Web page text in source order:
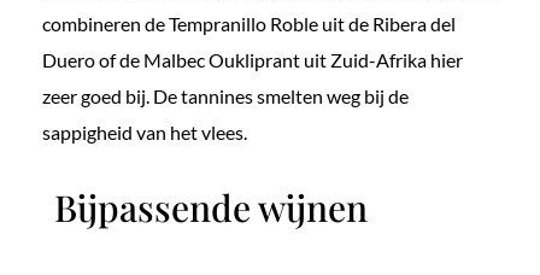
combineren de Tempranillo Roble uit de Ribera del
Duero of de Malbec Oukliprant uit Zuid-Afrika hier
zeer goed bij. De tannines smelten weg bij de
sappigheid van het vlees.
Bijpassende wijnen